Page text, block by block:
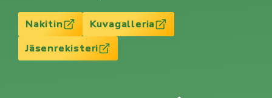
Nakitin
Kuvagalleria
Jäsenrekisteri